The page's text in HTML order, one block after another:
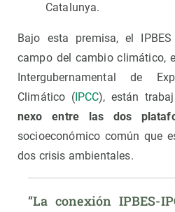
Catalunya.
Bajo esta premisa, el
campo del cambio climático,
Intergubernamental de
Climático (IPCC), están
nexo entre las dos
socioeconómico común que
dos crisis ambientales.
“La conexión IPBES-